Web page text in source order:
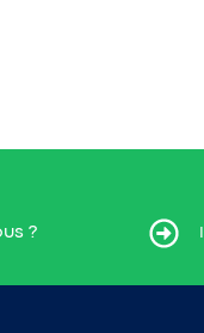
?
inscription